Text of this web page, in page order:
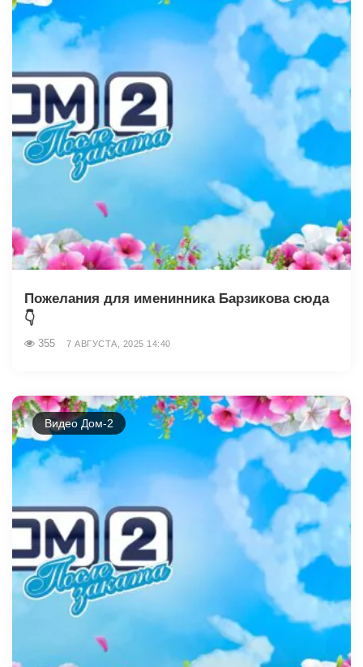
Пожелания для именинника Барзикова сюда
👇
355 7 АВГУСТА, 2025 14:40
Видео Дом-2